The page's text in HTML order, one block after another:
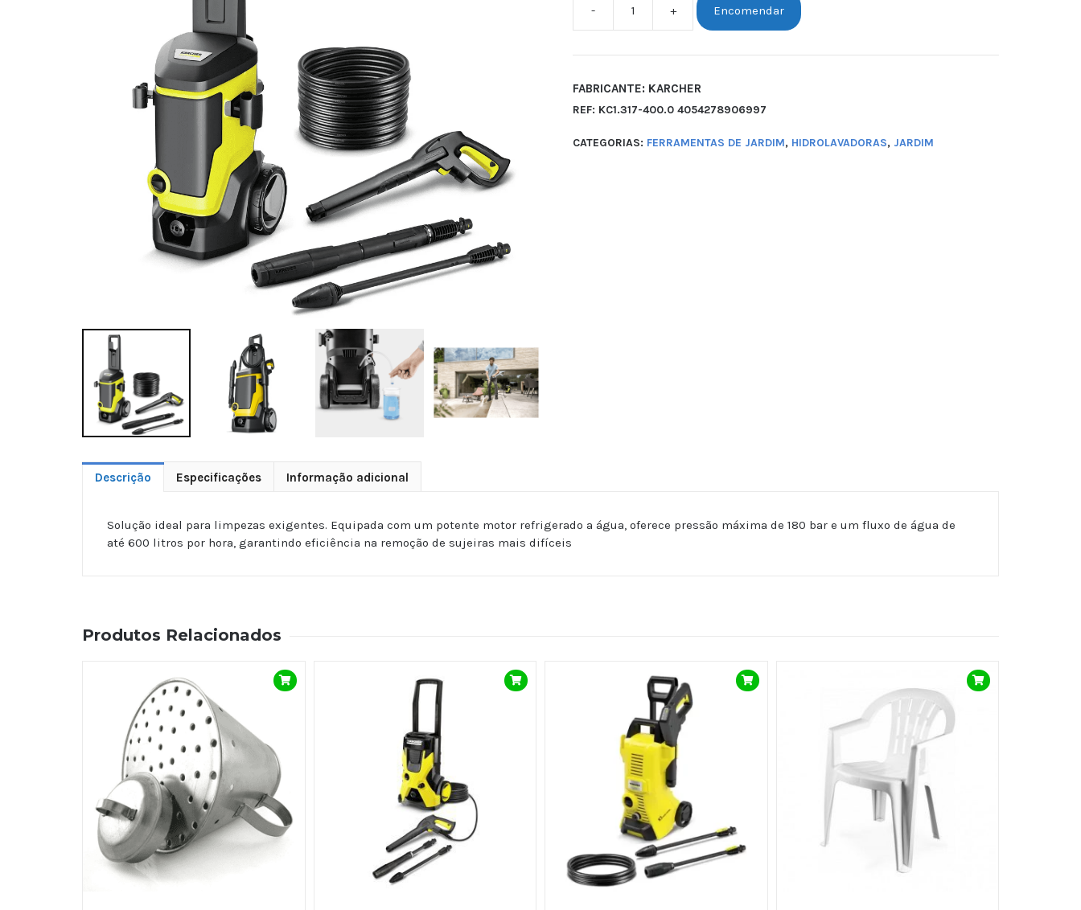
- + Encomendar
FABRICANTE: KARCHER
REF: KC1.317-400.0 4054278906997
CATEGORIAS: FERRAMENTAS DE JARDIM, HIDROLAVADORAS, JARDIM
Descrição Especificações Informação adicional
Solução ideal para limpezas exigentes. Equipada com um potente motor refrigerado a água, oferece pressão máxima de 180 bar e um fluxo de água de
até 600 litros por hora, garantindo eficiência na remoção de sujeiras mais difíceis
Produtos Relacionados